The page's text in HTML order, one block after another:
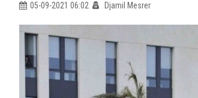
05-09-2021 06:02 Djamil Mesrer